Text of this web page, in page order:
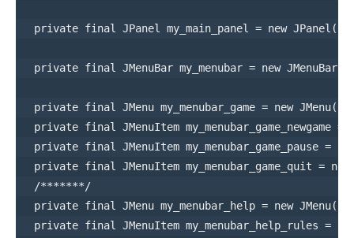
private final JPanel my_main_panel = new
private final JMenuBar my_menubar = new
private final JMenu my_menubar_game = new
private final JMenuItem my_menubar_game_newgame =
private final JMenuItem my_menubar_game_pause =
private final JMenuItem my_menubar_game_quit =
  /*******/
private final JMenu my_menubar_help = new
private final JMenuItem my_menubar_help_rules =